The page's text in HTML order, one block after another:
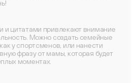
и цитатами привлекают внимание
Можно создать семейные
у спортсменов, или нанести
фразу от мамы, которая будет
моментах.